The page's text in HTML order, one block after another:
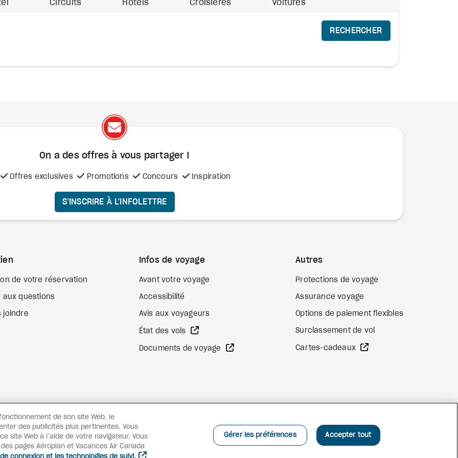
Circuits Hôtels Croisières Voitures
RECHERCHER
On a des offres à vous partager !
Offres exclusives Promotions Concours Inspiration
S’INSCRIRE À L’INFOLETTRE
de votre réservation
aux questions
joindre
Infos de voyage
Avant votre voyage
Accessibilité
Avis aux voyageurs
État des vols
Documents de voyage Site Web externe
Autres
Protections de voyage
Assurance voyage
Options de paiement flexibles
Surclassement de vol
Cartes-cadeaux
Facebook
de son site Web, le
des publicités plus pertinentes. Vous
site Web à l’aide de votre navigateur. Vous
pages Aéroplan et Vacances Air Canada
Gérer les préférences Accepter tout